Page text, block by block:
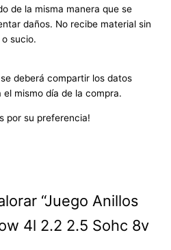
de la misma manera que se
daños. No recibe material sin
sucio.
deberá compartir los datos
mismo día de la compra.
por su preferencia!
“Juego Anillos
4l 2.2 2.5 Sohc 8v